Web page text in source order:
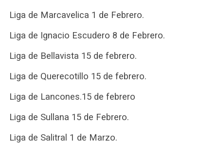
Liga de Marcavelica 1 de Febrero.
Liga de Ignacio Escudero 8 de Febrero.
Liga de Bellavista 15 de febrero.
Liga de Querecotillo 15 de febrero.
Liga de Lancones.15 de febrero
Liga de Sullana 15 de Febrero.
Liga de Salitral 1 de Marzo.